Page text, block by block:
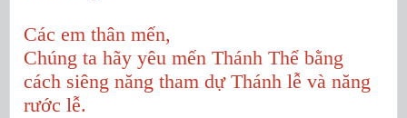
Các em thân mến,
Chúng ta hãy yêu mến Thánh Thể bằng
cách siêng năng tham dự Thánh lễ và năng
rước lễ.